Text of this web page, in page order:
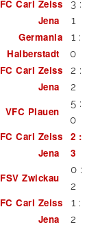
FC Carl Zeiss
Jena
3 :
1
Germania
Halberstadt
1 :
0
FC Carl Zeiss
Jena
2 :
2
VFC Plauen
5 :
0
FC Carl Zeiss
Jena
2 :
3
FSV Zwickau
0 :
2
FC Carl Zeiss
Jena
1 :
2